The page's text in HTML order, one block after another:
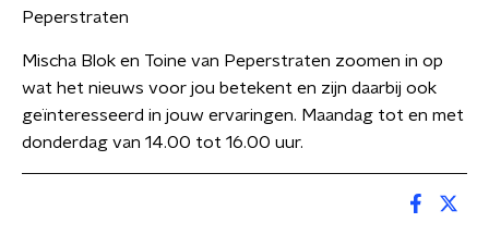
Peperstraten
Mischa Blok en Toine van Peperstraten zoomen in op
wat het nieuws voor jou betekent en zijn daarbij ook
geïnteresseerd in jouw ervaringen. Maandag tot en met
donderdag van 14.00 tot 16.00 uur.